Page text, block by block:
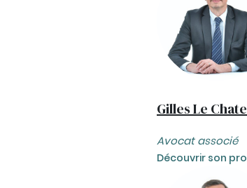
Gilles Le
Avocat associé
Découvrir son